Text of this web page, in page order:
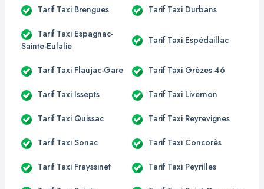
Tarif Taxi Brengues Tarif Taxi Durbans
Tarif Taxi Espagnac-
Sainte-Eulalie
Tarif Taxi Espédaillac
Tarif Taxi Flaujac-Gare Tarif Taxi Grèzes 46
Tarif Taxi Issepts Tarif Taxi Livernon
Tarif Taxi Quissac Tarif Taxi Reyrevignes
Tarif Taxi Sonac Tarif Taxi Concorès
Tarif Taxi Frayssinet Tarif Taxi Peyrilles